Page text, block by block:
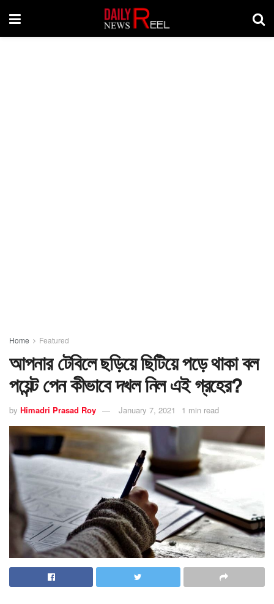
Home Featured
আপনার টেবিলে ছড়িয়ে ছিটিয়ে পড়ে থাকা বল
পয়েন্ট পেন কীভাবে দখল নিল এই গ্রহের?
by Himadri Prasad Roy January 7, 2021 1 min read